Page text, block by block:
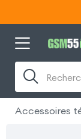
Accessoires